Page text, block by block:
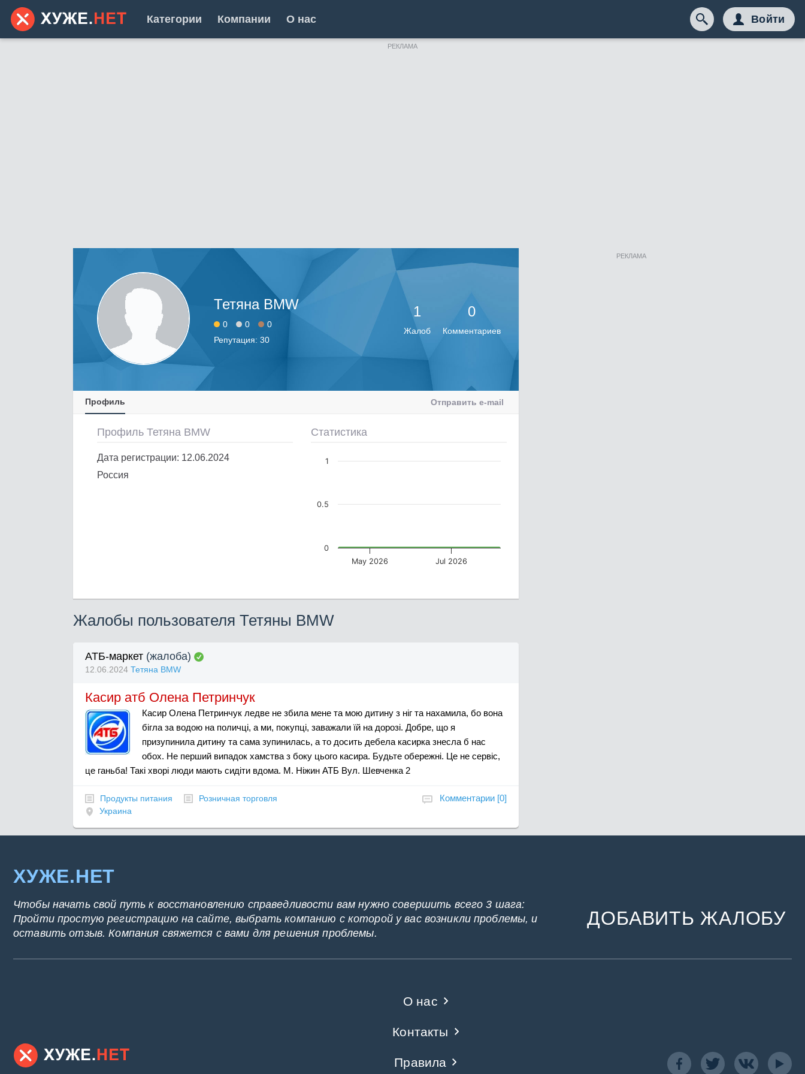
Категории Компании О нас Войти
РЕКЛАМА
Тетяна BMW
0 0
0
Репутация: 30
1
Жалоб
0
Комментариев
Профиль Отправить e-mail
Профиль Тетяна BMW
Дата регистрации: 12.06.2024
Россия
Статистика
May 2026 Jul 2026
0
0.5
1
Жалобы пользователя Тетяны BMW
АТБ-маркет (жалоба)
12.06.2024 Тетяна BMW
Касир атб Олена Петринчук
Касир Олена Петринчук ледве не збила мене та мою дитину з ніг та нахамила, бо вона
бігла за водою на поличці, а ми, покупці, заважали їй на дорозі. Добре, що я
призупинила дитину та сама зупинилась, а то досить дебела касирка знесла б нас
обох. Не перший випадок хамства з боку цього касира. Будьте обережні. Це не сервіс,
це ганьба! Такі хворі люди мають сидіти вдома. М. Ніжин АТБ Вул. Шевченка 2
Комментарии [0]
Продукты питания
Розничная торговля
Украина
РЕКЛАМА
ХУЖЕ.НЕТ
Чтобы начать свой путь к восстановлению справедливости вам нужно совершить всего 3 шага:
Пройти простую регистрацию на сайте, выбрать компанию с которой у вас возникли проблемы, и
оставить отзыв. Компания свяжется с вами для решения проблемы.
ДОБАВИТЬ ЖАЛОБУ
О нас
Контакты
Правила